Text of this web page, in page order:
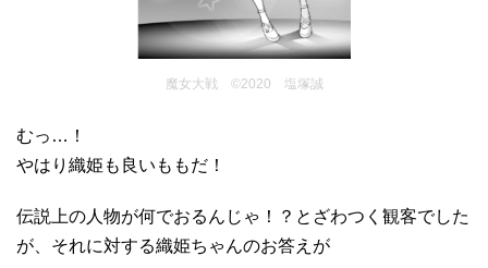
魔女大戦 ©2020 塩塚誠
むっ…！
やはり織姫も良いももだ！
伝説上の人物が何でおるんじゃ！？とざわつく観客でした
が、それに対する織姫ちゃんのお答えが